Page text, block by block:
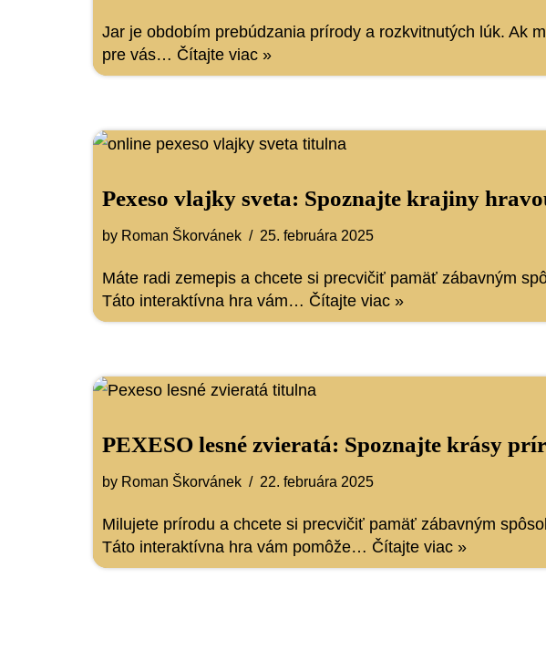
Jar je obdobím prebúdzania prírody a rozkvitnutých lúk. Ak
pre vás… Čítajte viac »
Pexeso vlajky sveta: Spoznajte krajiny
by Roman Škorvánek 25. februára 2025
Máte radi zemepis a chcete si precvičiť pamäť zábavným
Táto interaktívna hra vám… Čítajte viac »
PEXESO lesné zvieratá: Spoznajte krásy
by Roman Škorvánek 22. februára 2025
Milujete prírodu a chcete si precvičiť pamäť zábavným
Táto interaktívna hra vám pomôže… Čítajte viac »